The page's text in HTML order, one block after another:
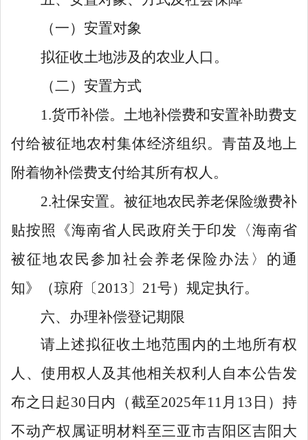
（一）安置对象
拟征收土地涉及的农业人口。
（二）安置方式
1.货币补偿。土地补偿费和安置补助费支
付给被征地农村集体经济组织。青苗及地上
附着物补偿费支付给其所有权人。
2.社保安置。被征地农民养老保险缴费补
贴按照《海南省人民政府关于印发 〈海南省
被征地农民参加社会养老保险办法 〉 的通
知》（琼府〔2013〕 21号）规定执行。
六、办理补偿登记期限
请上述拟征收土地范围内的土地所有权
人、使用权人及其他相关权利人自本公告发
布之日起30 日 内 （截至2025年11 月 1 3 日）持
不动产权属证明材料至三亚市吉阳区吉阳大